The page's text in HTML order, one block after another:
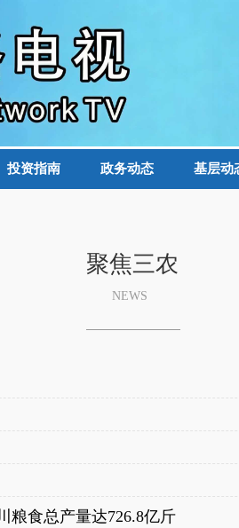
投资指南 政务动态 基层动
聚焦三农
NEWS
粮食总产量达726.8亿斤